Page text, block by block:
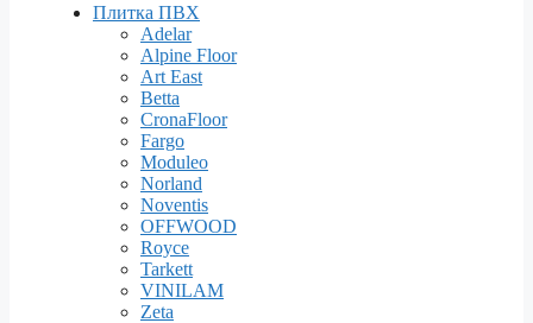
Плитка ПВХ
Adelar
Alpine Floor
Art East
Betta
CronaFloor
Fargo
Moduleo
Norland
Noventis
OFFWOOD
Royce
Tarkett
VINILAM
Zeta